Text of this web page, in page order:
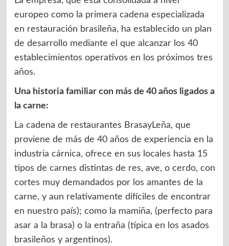
europeo como la primera cadena especializada
en restauración brasileña, ha establecido un plan
de desarrollo mediante el que alcanzar los 40
establecimientos operativos en los próximos tres
años.
Una historia familiar con más de 40 años ligados a
la carne:
La cadena de restaurantes BrasayLeña, que
proviene de más de 40 años de experiencia en la
industria cárnica, ofrece en sus locales hasta 15
tipos de carnes distintas de res, ave, o cerdo, con
cortes muy demandados por los amantes de la
carne, y aun relativamente difíciles de encontrar
en nuestro país); como la mamiña, (perfecto para
asar a la brasa) o la entraña (típica en los asados
brasileños y argentinos).